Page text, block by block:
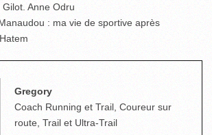
Anne Odru
: ma vie de sportive après
Gregory
Coach Running et Trail, Coureur sur
route, Trail et Ultra-Trail